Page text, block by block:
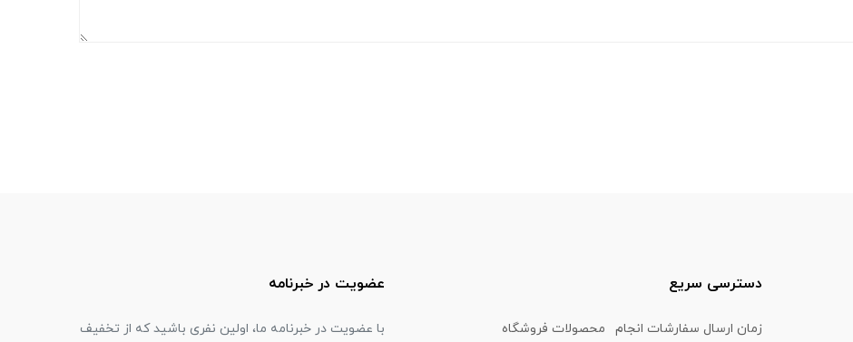
دسترسی سریع
زمان ارسال سفارشات انجام
محصولات فروشگاه
عضویت در خبرنامه
با عضویت در خبرنامه ما، اولین نفری باشید که از تخفیف